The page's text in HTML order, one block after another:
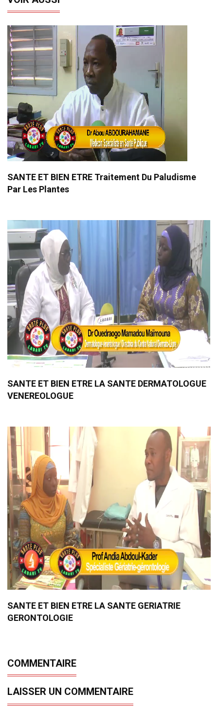
SANTE ET BIEN ETRE Traitement Du Paludisme
Par Les Plantes
SANTE ET BIEN ETRE LA SANTE DERMATOLOGUE
VENEREOLOGUE
SANTE ET BIEN ETRE LA SANTE GERIATRIE
GERONTOLOGIE
COMMENTAIRE
LAISSER UN COMMENTAIRE